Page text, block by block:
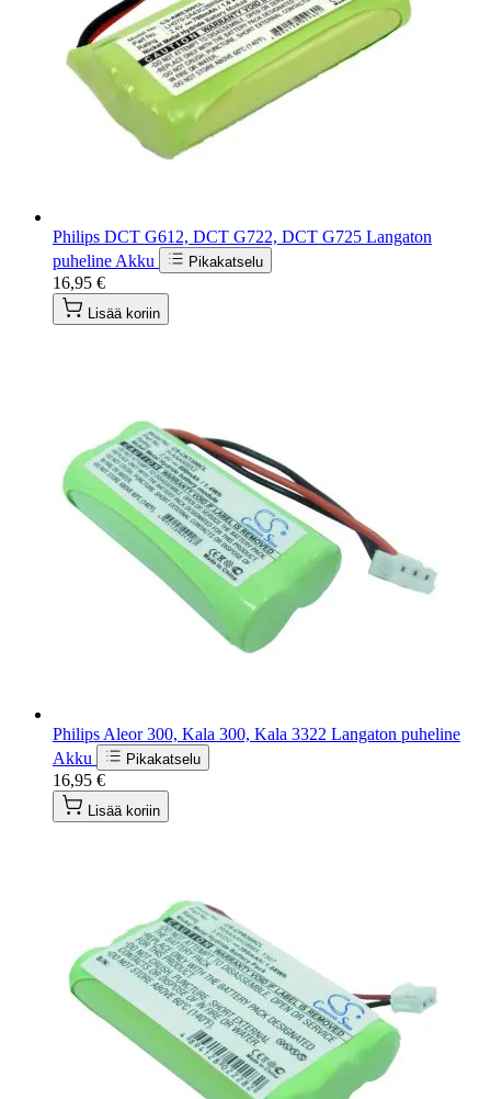
Philips DCT G612, DCT G722, DCT G725 Langaton
puheline Akku
Pikakatselu
16,95 €
Lisää koriin
Philips Aleor 300, Kala 300, Kala 3322 Langaton puheline
Akku
Pikakatselu
16,95 €
Lisää koriin